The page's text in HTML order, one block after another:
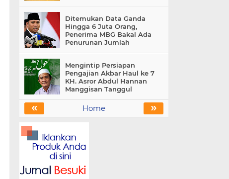
Ditemukan Data Ganda
Hingga 6 Juta Orang,
Penerima MBG Bakal Ada
Penurunan Jumlah
Mengintip Persiapan
Pengajian Akbar Haul ke 7
KH. Asror Abdul Hannan
Manggisan Tanggul
« »
Home